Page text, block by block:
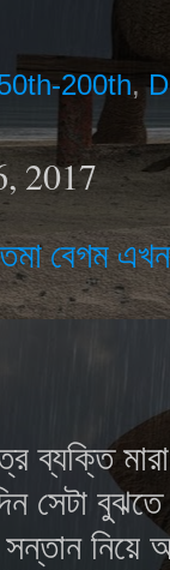
200th,
2017
বেগম
ব্যক্তি
সেটা